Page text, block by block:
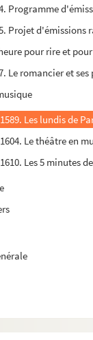
Programme
Projet
pour rire et
Le romancier et
Les lundis de
Le théâtre en
Les 5 minutes